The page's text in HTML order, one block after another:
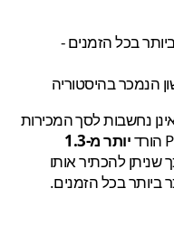
לסך המכירות
יותר מ-1.3
2022 כך שניתן להכתיר אותו